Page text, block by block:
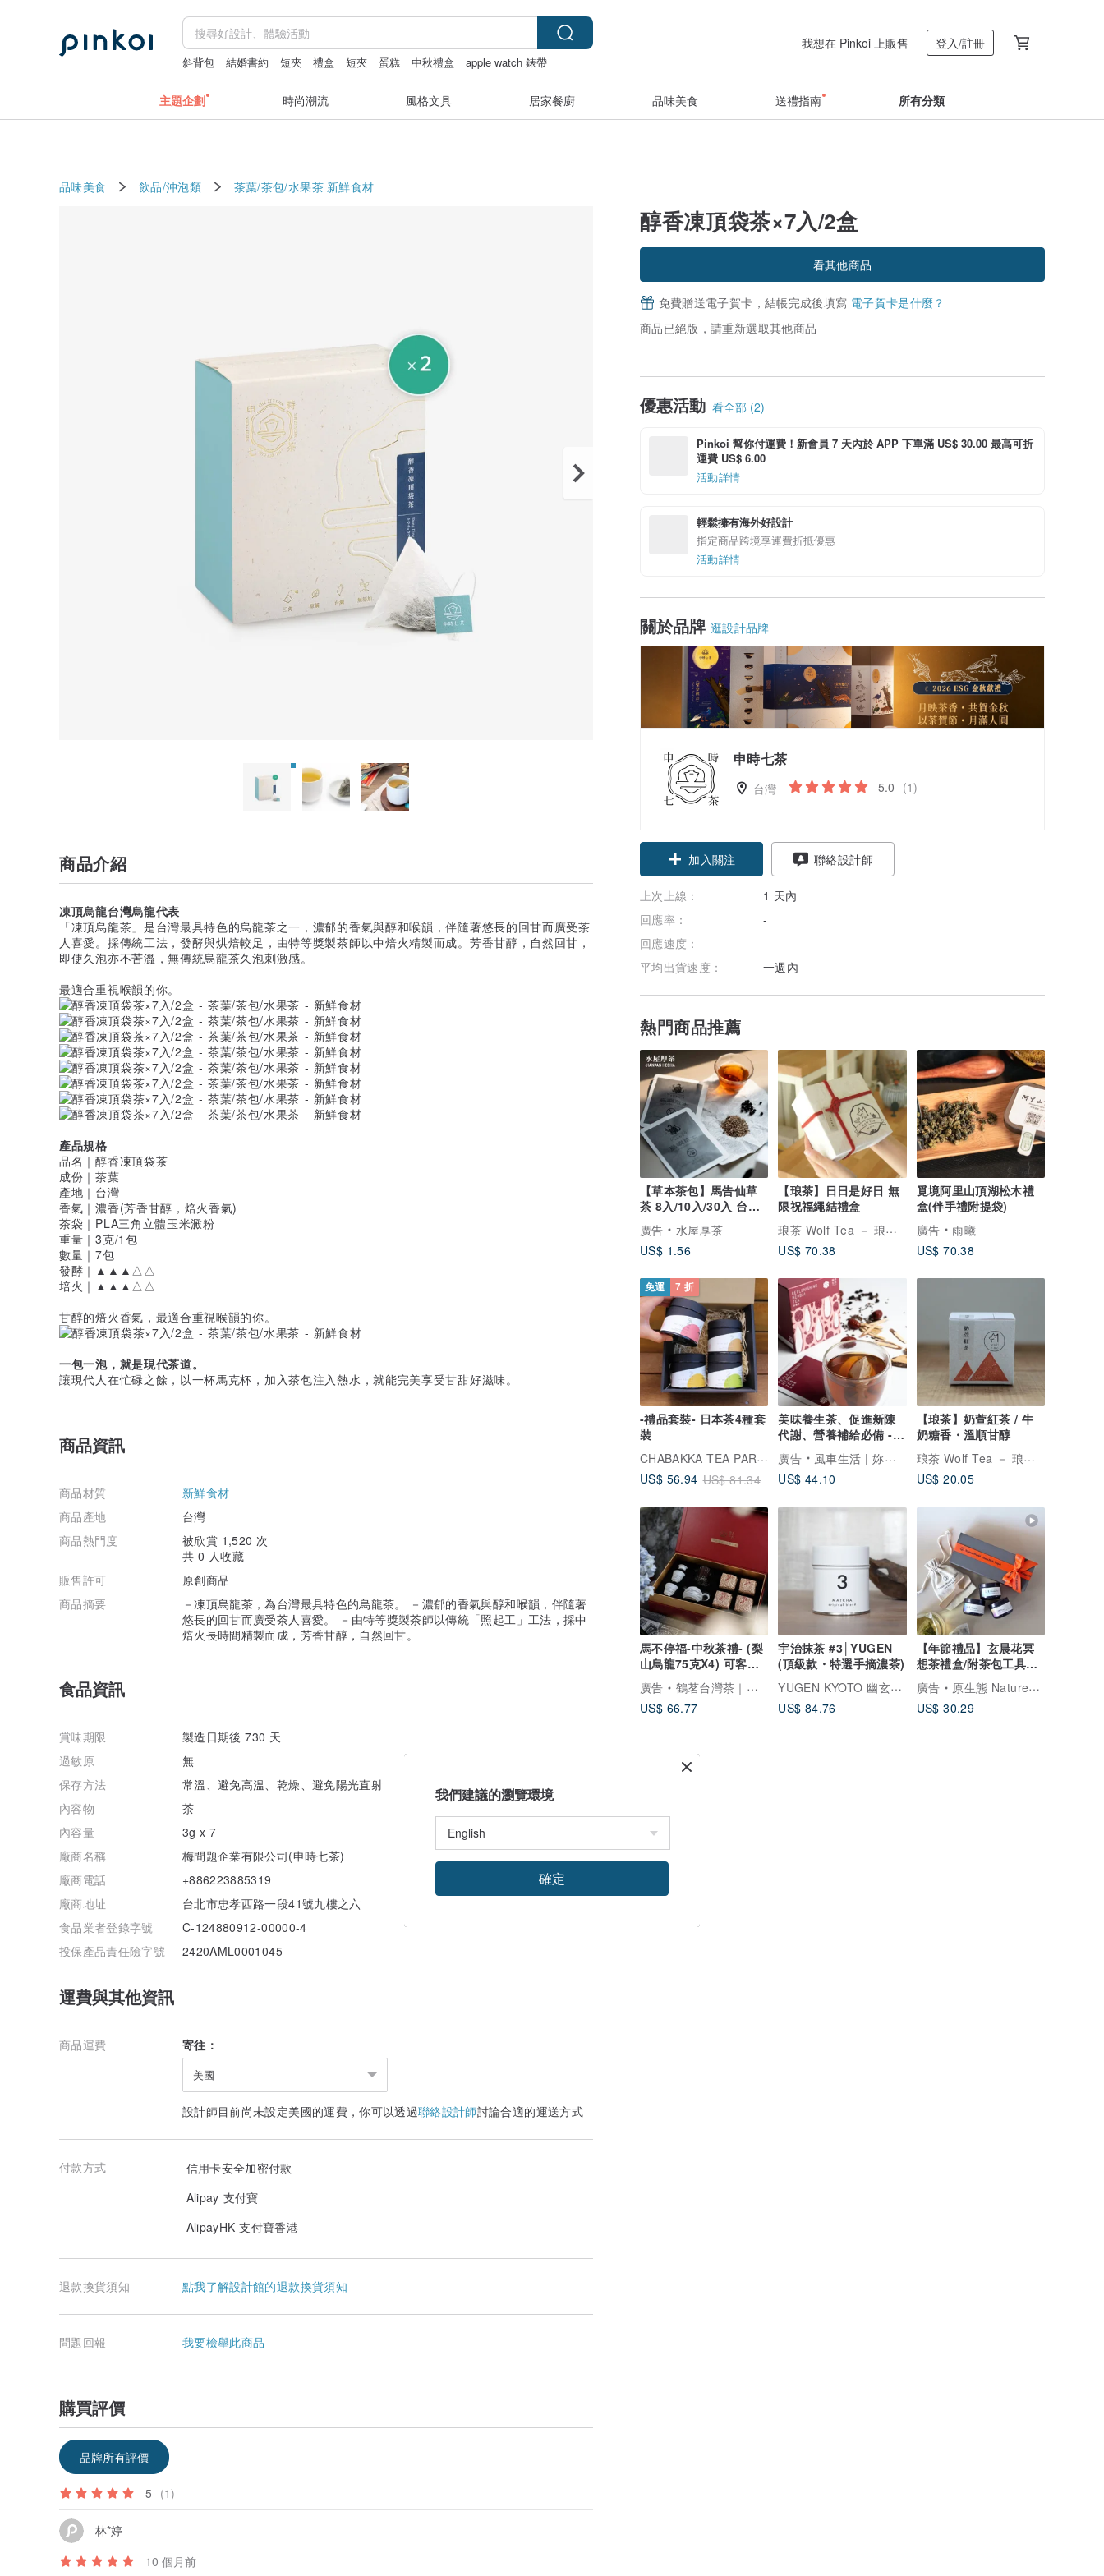
斜背包 結婚書約 短夾 禮盒 短夾 蛋糕 中秋禮盒 apple watch 錶帶
我想在 Pinkoi 上販售 登入/註冊
主題企劃 時尚潮流 風格文具 居家餐廚 品味美食 送禮指南 所有分類
品味美食 飲品/沖泡類 茶葉/茶包/水果茶 新鮮食材
醇香凍頂袋茶×7入/2盒
看其他商品
免費贈送電子賀卡，結帳完成後填寫 電子賀卡是什麼？
商品已絕版，請重新選取其他商品
優惠活動 看全部 (2)
Pinkoi 幫你付運費！新會員 7 天內於 APP 下單滿 US$ 30.00 最高可折
運費 US$ 6.00
活動詳情
輕鬆擁有海外好設計
指定商品跨境享運費折抵優惠
活動詳情
關於品牌 逛設計品牌
申時七茶
台灣 5.0 (1)
加入關注 聯絡設計師
上次上線：
1 天內
回應率：
-
回應速度：
-
平均出貨速度：
一週內
熱門商品推薦
【草本茶包】馬告仙草
茶 8入/10入/30入 台灣
原生種馬告
廣告
水屋厚茶
US$ 1.56
【琅茶】日日是好日 無
限祝福繩結禮盒
琅茶 Wolf Tea － 琅琅上口的好茶
US$ 70.38
覓境阿里山頂湖松木禮
盒(伴手禮附提袋)
廣告
雨曦
US$ 70.38
免運 7 折
-禮品套裝- 日本茶4種套
裝
CHABAKKA TEA PARKS 恰巴卡茶園
US$ 56.94 US$ 81.34
美味養生茶、促進新陳
代謝、營養補給必備 -
滋補茶(紅棗飲)
廣告
風車生活 | 妳的健康調理專家
US$ 44.10
【琅茶】奶萱紅茶 / 牛
奶糖香・溫順甘醇
琅茶 Wolf Tea － 琅琅上口的好茶
US$ 20.05
馬不停福-中秋茶禮- (梨
山烏龍75克X4) 可客製
化雕刻
廣告
鶴茗台灣茶｜台灣茶品牌
US$ 66.77
宇治抹茶 #3│YUGEN
(頂級款・特選手摘濃茶)
YUGEN KYOTO 幽玄京都
US$ 84.76
【年節禮品】玄晨花冥
想茶禮盒/附茶包工具組
禮品推薦
廣告
原生態 NatureWorld
US$ 30.29
商品介紹
凍頂烏龍台灣烏龍代表
「凍頂烏龍茶」是台灣最具特色的烏龍茶之一，濃郁的香氣與醇和喉韻，伴隨著悠長的回甘而廣受茶
人喜愛。採傳統工法，發酵與烘焙較足，由特等獎製茶師以中焙火精製而成。芳香甘醇，自然回甘，
即使久泡亦不苦澀，無傳統烏龍茶久泡刺激感。
最適合重視喉韻的你。
產品規格
品名｜醇香凍頂袋茶
成份｜茶葉
產地｜台灣
香氣｜濃香(芳香甘醇，焙火香氣)
茶袋｜PLA三角立體玉米澱粉
重量｜3克/1包
數量｜7包
發酵｜▲▲▲△△
培火｜▲▲▲△△
甘醇的焙火香氣，最適合重視喉韻的你。
一包一泡，就是現代茶道。
讓現代人在忙碌之餘，以一杯馬克杯，加入茶包注入熱水，就能完美享受甘甜好滋味。
商品資訊
商品材質
新鮮食材
商品產地
台灣
商品熱門度
被欣賞 1,520 次
共 0 人收藏
販售許可
原創商品
商品摘要
－凍頂烏龍茶，為台灣最具特色的烏龍茶。 －濃郁的香氣與醇和喉韻，伴隨著
悠長的回甘而廣受茶人喜愛。 －由特等獎製茶師以傳統「照起工」工法，採中
焙火長時間精製而成，芳香甘醇，自然回甘。
食品資訊
賞味期限
製造日期後 730 天
過敏原
無
保存方法
常溫、避免高溫、乾燥、避免陽光直射
內容物
茶
內容量
3g x 7
廠商名稱
梅問題企業有限公司(申時七茶)
廠商電話
+886223885319
廠商地址
台北市忠孝西路一段41號九樓之六
食品業者登錄字號
C-124880912-00000-4
投保產品責任險字號
2420AML0001045
運費與其他資訊
商品運費 寄往：
美國
設計師目前尚未設定美國的運費，你可以透過聯絡設計師討論合適的運送方式
付款方式
信用卡安全加密付款
Alipay 支付寶
AlipayHK 支付寶香港
退款換貨須知 點我了解設計館的退款換貨須知
問題回報 我要檢舉此商品
購買評價
品牌所有評價
5 (1)
林*婷
10 個月前
我們建議的瀏覽環境
確定